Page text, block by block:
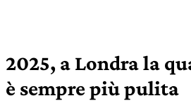
2025, a Londra la
è sempre più pulita